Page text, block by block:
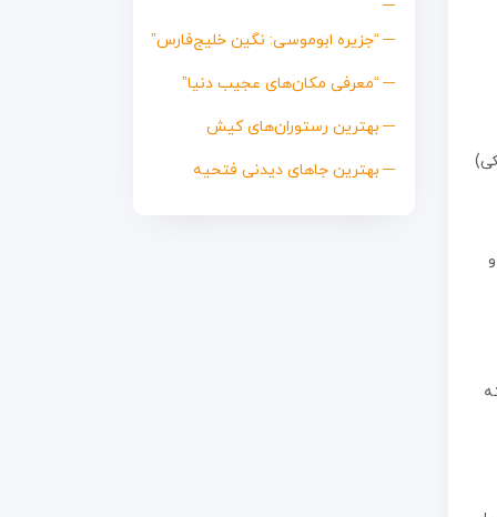
“جزیره ابوموسی: نگین خلیج‌فارس”
“معرفی مکان‌های عجیب دنیا”
بهترین رستوران‌های کیش
بهترین جاهای دیدنی فتحیه